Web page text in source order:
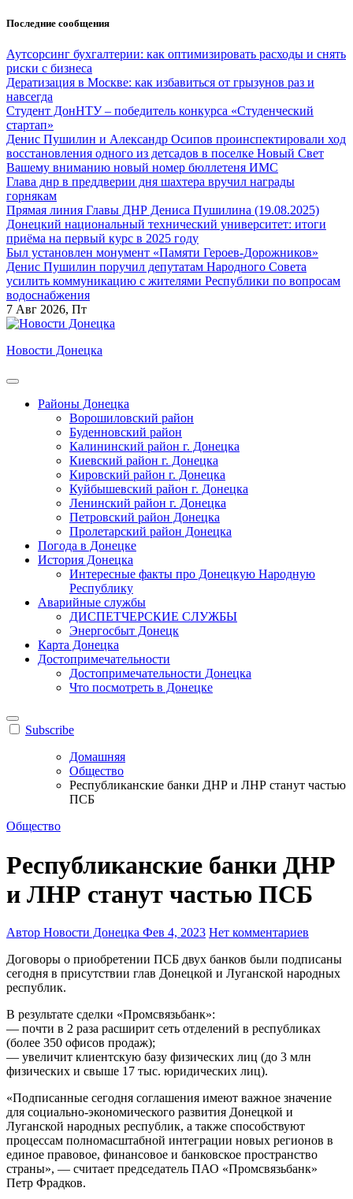
Перейти
содержанию
Последние сообщения
Аутсорсинг бухгалтерии: как оптимизировать расходы и снять
риски с бизнеса
Дератизация в Москве: как избавиться от грызунов раз и
навсегда
Студент ДонНТУ – победитель конкурса «Студенческий
стартап»
Денис Пушилин и Александр Осипов проинспектировали ход
восстановления одного из детсадов в поселке Новый Свет
Вашему вниманию новый номер бюллетеня ИМС
Глава днр в преддверии дня шахтера вручил награды
горнякам
Прямая линия Главы ДНР Дениса Пушилина (19.08.2025)
Донецкий национальный технический университет: итоги
приёма на первый курс в 2025 году
Был установлен монумент «Памяти Героев-Дорожников»
Денис Пушилин поручил депутатам Народного Совета
усилить коммуникацию с жителями Республики по вопросам
водоснабжения
7 Авг 2026, Пт
Новости Донецка
Районы Донецка
Ворошиловский район
Буденновский район
Калининский район г. Донецка
Киевский район г. Донецка
Кировский район г. Донецка
Куйбышевский район г. Донецка
Ленинский район г. Донецка
Петровский район Донецка
Пролетарский район Донецка
Погода в Донецке
История Донецка
Интересные факты про Донецкую Народную
Республику
Аварийные службы
ДИСПЕТЧЕРСКИЕ СЛУЖБЫ
Энергосбыт Донецк
Карта Донецка
Достопримечательности
Достопримечательности Донецка
Что посмотреть в Донецке
Subscribe
Домашняя
Общество
Республиканские банки ДНР и ЛНР станут частью
ПСБ
Общество
Республиканские банки ДНР
и ЛНР станут частью ПСБ
Автор Новости Донецка Фев 4, 2023 Нет комментариев
Договоры о приобретении ПСБ двух банков были подписаны
сегодня в присутствии глав Донецкой и Луганской народных
республик.
В результате сделки «Промсвязьбанк»:
— почти в 2 раза расширит сеть отделений в республиках
(более 350 офисов продаж);
— увеличит клиентскую базу физических лиц (до 3 млн
физических и свыше 17 тыс. юридических лиц).
«Подписанные сегодня соглашения имеют важное значение
для социально-экономического развития Донецкой и
Луганской народных республик, а также способствуют
процессам полномасштабной интеграции новых регионов в
единое правовое, финансовое и банковское пространство
страны», — считает председатель ПАО «Промсвязьбанк»
Петр Фрадков.